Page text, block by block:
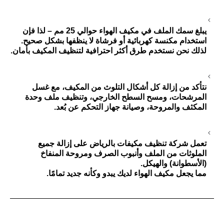
يبلغ سمك الملف في مكيف الهواء حوالي 25 مم – لذا فإن
استخدام مكنسة كهربائية أو فرشاة لا ينظفها بشكل صحيح.
لذلك نحن نستخدم طرق أكثر احترافية لتنظيف المكيف بأمان.
نتأكد من إزالة كل أشكال التلوث من المكيف، مع غسل
المرشحات، ومسح السطح الخارجي، وتنظيف ملف وحدة
المكثف والمروحة، وصيانة جهاز التحكم عن بُعد.
تعمل شركة تنظيف مكيفات بالرياض على إزالة جميع
الملوثات من الملف وأنبوب الصرف ومروحة المنفاخ
(الأسطوانة) والهيكل.
مما يجعل مكيف الهواء لديك يبدو وكأنه جديد تمامًا.